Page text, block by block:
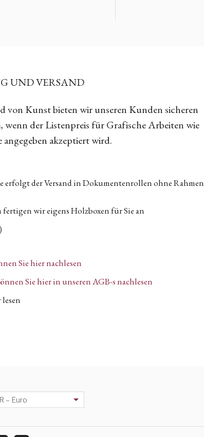
UND VERSAND
von Kunst bieten wir unseren Kunden sicheren
der Listenpreis für Grafische Arbeiten wie
akzeptiert wird.
der Versand in Dokumentenrollen ohne Rahmen
wir eigens Holzboxen für Sie an
Sie hier nachlesen
Sie hier in unseren AGB-s nachlesen